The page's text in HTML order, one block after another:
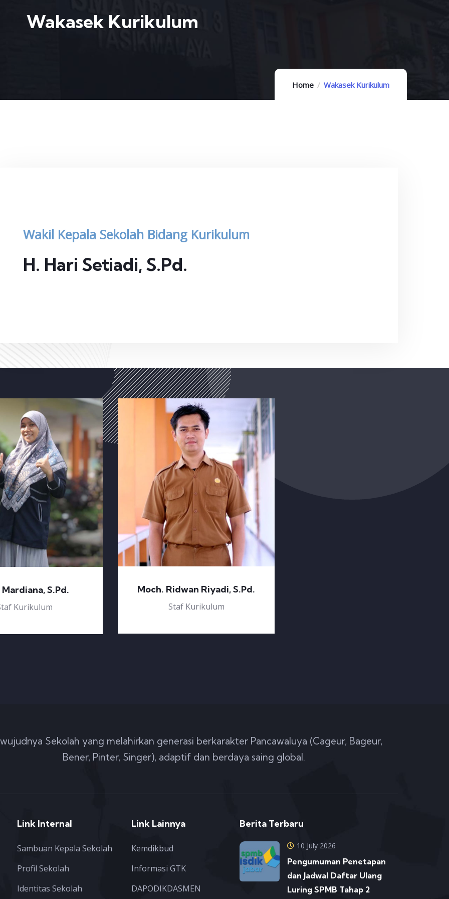
Wakasek Kurikulum
Home Wakasek Kurikulum
Wakil Kepala Sekolah Bidang Kurikulum
H. Hari Setiadi, S.Pd.
S.Pd.
Kurikulum
Moch. Ridwan Riyadi, S.Pd.
Staf Kurikulum
Sekolah yang melahirkan generasi berkarakter Pancawaluya (Cageur, Bageur,
Bener, Pinter, Singer), adaptif dan berdaya saing global.
Link Internal
Sambuan Kepala Sekolah
Profil Sekolah
Identitas Sekolah
Link Lainnya
Kemdikbud
Informasi GTK
DAPODIKDASMEN
Berita Terbaru
10 July 2026
Pengumuman Penetapan
dan Jadwal Daftar Ulang
Luring SPMB Tahap 2